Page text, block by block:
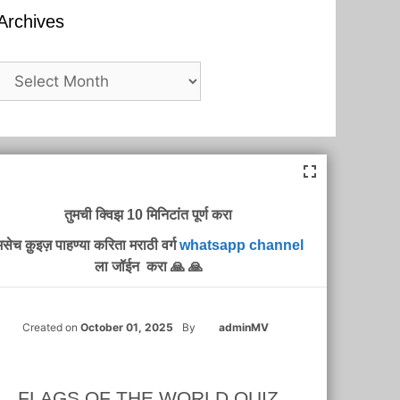
तुमची क्विझ 10 मिनिटांत पूर्ण करा
क़ुइज़ पाहण्या करिता मराठी वर्गwhatsapp channel
ला जॉईन करा 🙏 🙏
Created on October 01, 2025 By adminMV